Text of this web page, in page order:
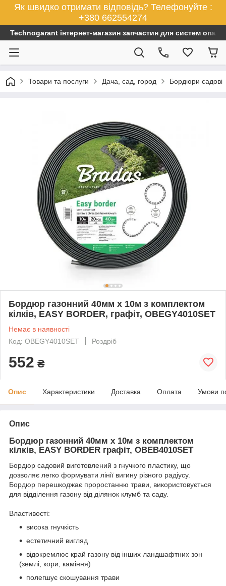
Як швидко отримати відповідь? Телефонуйте :
+380 662554274
Technogarant інтернет-магазин запчастин для систем
Товари та послуги Дача, сад, город Бордюри садові
Бордюр газонний 40мм х 10м з комплектом
кілків, EASY BORDER, графіт, OBEGY4010SET
Немає в наявності
Код: OBEGY4010SET
Роздріб
552 ₴
Опис Характеристики Доставка Оплата Умови
Опис
Бордюр газонний 40мм х 10м з комплектом
кілків, EASY BORDER графіт, OBEB4010SET
Бордюр садовий виготовлений з гнучкого пластику, що
дозволяє легко формувати лінії вигину різного радіусу.
Бордюр перешкоджає проростанню трави, використовується
для відділення газону від ділянок клумб та саду.
Властивості:
висока гнучкість
естетичний вигляд
відокремлює край газону від інших ландшафтних зон
(землі, кори, каміння)
полегшує скошування трави